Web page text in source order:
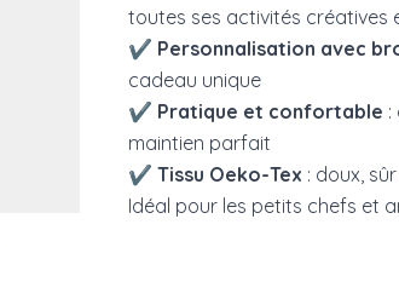
image
toutes ses activités créatives
✔ Personnalisation avec
cadeau unique
✔ Pratique et confortable :
maintien parfait
✔ Tissu Oeko-Tex : doux,
Idéal pour les petits chefs et